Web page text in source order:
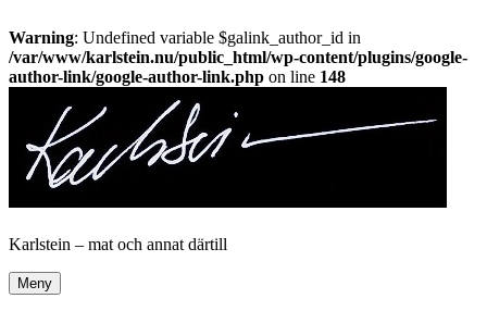
Warning: Undefined variable $galink_author_id in
/var/www/karlstein.nu/public_html/wp-content/plugins/google-
author-link/google-author-link.php on line 148
innehåll
Karlstein – mat och annat därtill
Meny